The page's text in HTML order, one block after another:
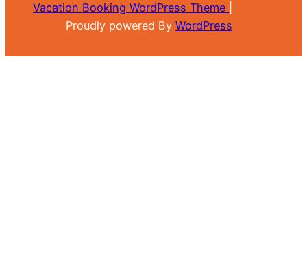
Vacation Booking WordPress Theme
Proudly powered ByWordPress